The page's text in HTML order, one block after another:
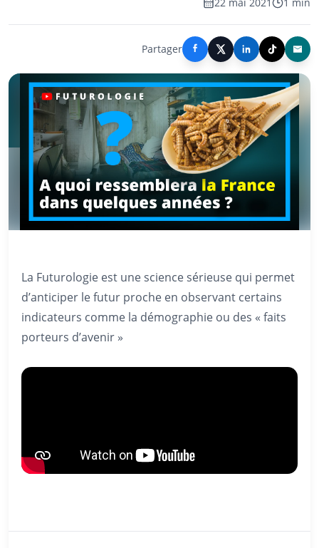
Partager
La Futurologie est une science sérieuse qui permet
d’anticiper le futur proche en observant certains
indicateurs comme la démographie ou des « faits
porteurs d’avenir »